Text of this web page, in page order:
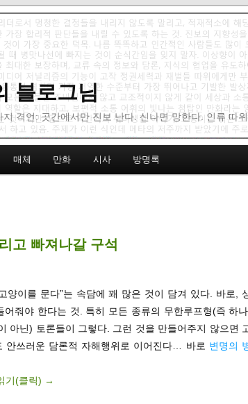
블로그님
격언: 곳간에서만 진보 난다. 신나면 망한다. 인류 따
매체 만화 시사 방명록
고 빠져나갈 구석
양이를 문다”는 속담에 꽤 많은 것이 담겨 있다. 바로,
어줘야 한다는 것. 특히 모든 종류의 무한루프형(즉 하
아닌) 토론들이 그렇다. 그런 것을 만들어주지 않으면
안쓰러운 담론적 자해행위로 이어진다… 바로 변명의
기(클릭) →